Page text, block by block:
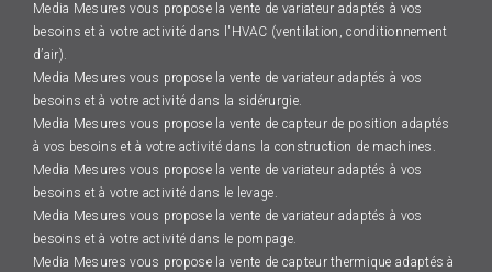
Media Mesures vous propose la vente de variateur adaptés à vos
besoins et à votre activité dans l'HVAC (ventilation, conditionnement
d’air).
Media Mesures vous propose la vente de variateur adaptés à vos
besoins et à votre activité dans la sidérurgie.
Media Mesures vous propose la vente de capteur de position adaptés
à vos besoins et à votre activité dans la construction de machines.
Media Mesures vous propose la vente de variateur adaptés à vos
besoins et à votre activité dans le levage.
Media Mesures vous propose la vente de variateur adaptés à vos
besoins et à votre activité dans le pompage.
Media Mesures vous propose la vente de capteur thermique adaptés à